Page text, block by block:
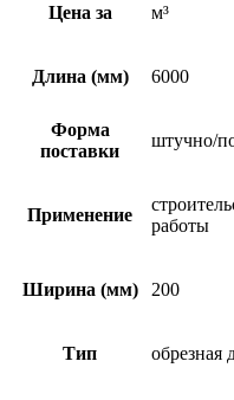
Цена за м³
Длина (мм) 6000
Форма
поставки
штучно/
Применение
работы
Ширина (мм) 200
Тип обрезная